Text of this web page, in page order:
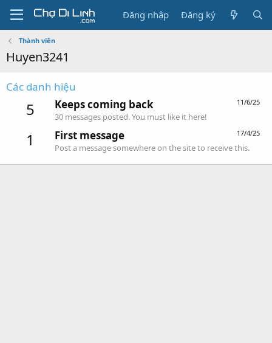
Đăng nhập Đăng ký
Thành viên
Huyen3241
Các danh hiệu
5 11/6/25
Keeps coming back
30 messages posted. You must like it here!
1 17/4/25
First message
Post a message somewhere on the site to receive this.